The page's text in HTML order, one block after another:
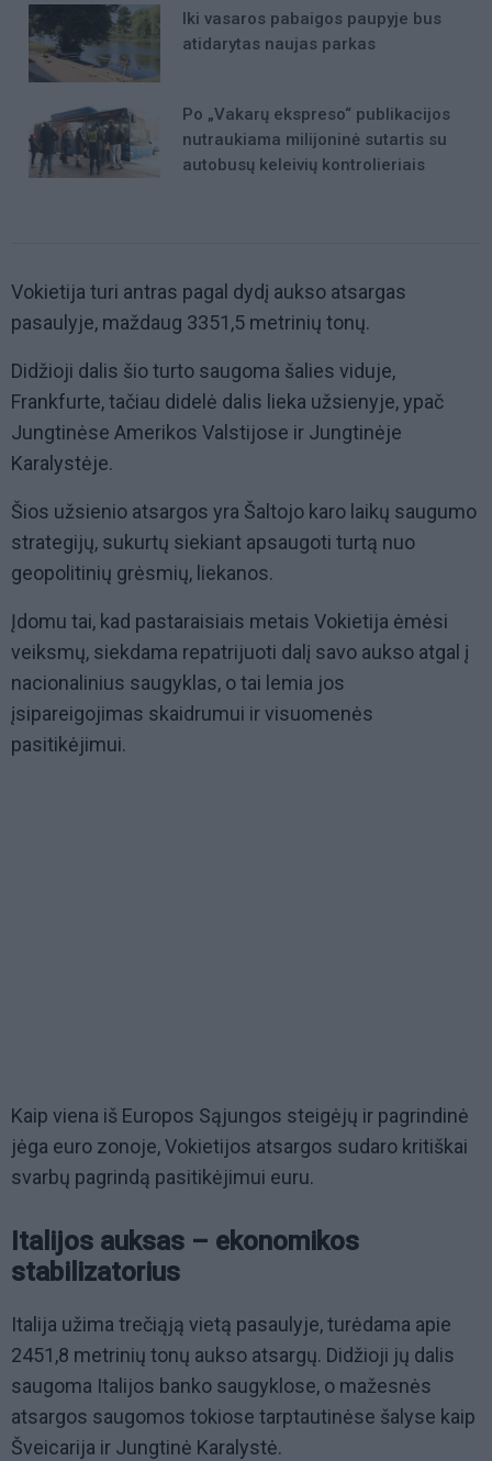
Iki vasaros pabaigos paupyje bus
atidarytas naujas parkas
Po „Vakarų ekspreso“ publikacijos
nutraukiama milijoninė sutartis su
autobusų keleivių kontrolieriais
Vokietija turi antras pagal dydį aukso atsargas
pasaulyje, maždaug 3351,5 metrinių tonų.
Didžioji dalis šio turto saugoma šalies viduje,
Frankfurte, tačiau didelė dalis lieka užsienyje, ypač
Jungtinėse Amerikos Valstijose ir Jungtinėje
Karalystėje.
Šios užsienio atsargos yra Šaltojo karo laikų saugumo
strategijų, sukurtų siekiant apsaugoti turtą nuo
geopolitinių grėsmių, liekanos.
Įdomu tai, kad pastaraisiais metais Vokietija ėmėsi
veiksmų, siekdama repatrijuoti dalį savo aukso atgal į
nacionalinius saugyklas, o tai lemia jos
įsipareigojimas skaidrumui ir visuomenės
pasitikėjimui.
Kaip viena iš Europos Sąjungos steigėjų ir pagrindinė
jėga euro zonoje, Vokietijos atsargos sudaro kritiškai
svarbų pagrindą pasitikėjimui euru.
Italijos auksas – ekonomikos
stabilizatorius
Italija užima trečiąją vietą pasaulyje, turėdama apie
2451,8 metrinių tonų aukso atsargų. Didžioji jų dalis
saugoma Italijos banko saugyklose, o mažesnės
atsargos saugomos tokiose tarptautinėse šalyse kaip
Šveicarija ir Jungtinė Karalystė.